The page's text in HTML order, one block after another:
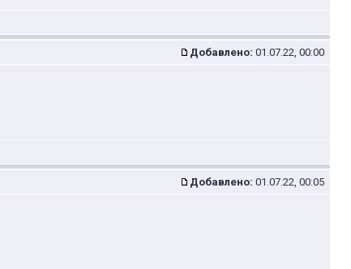
Добавлено: 01.07.22, 00:00
Добавлено: 01.07.22, 00:05